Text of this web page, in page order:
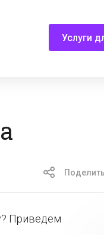
Услуги
Приведем